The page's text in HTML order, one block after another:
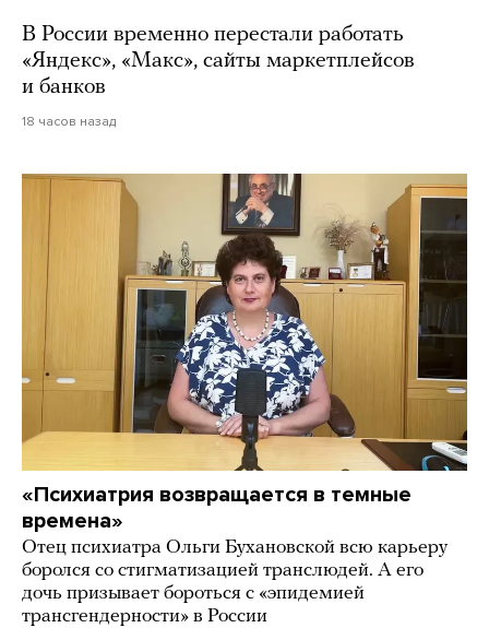
В России временно перестали работать
«Яндекс», «Макс», сайты маркетплейсов
и банков
18 часов назад
«Психиатрия возвращается в темные
времена»
Отец психиатра Ольги Бухановской всю карьеру
боролся со стигматизацией транслюдей. А его
дочь призывает бороться с «эпидемией
трансгендерности» в России